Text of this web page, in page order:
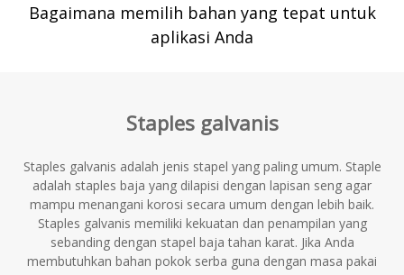
Bagaimana memilih bahan yang tepat untuk
aplikasi Anda
Staples galvanis
Staples galvanis adalah jenis stapel yang paling umum. Staple
adalah staples baja yang dilapisi dengan lapisan seng agar
mampu menangani korosi secara umum dengan lebih baik.
Staples galvanis memiliki kekuatan dan penampilan yang
sebanding dengan stapel baja tahan karat. Jika Anda
membutuhkan bahan pokok serba guna dengan masa pakai